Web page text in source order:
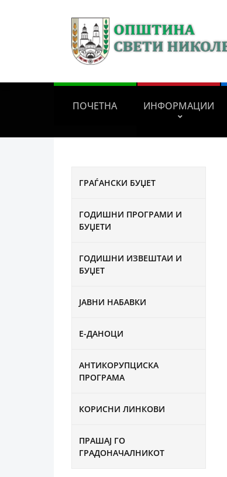
ПОЧЕТНА ИНФОРМАЦИИ
ГРАЃАНСКИ БУЏЕТ
ГОДИШНИ ПРОГРАМИ И
БУЏЕТИ
ГОДИШНИ ИЗВЕШТАИ И
БУЏЕТ
ЈАВНИ НАБАВКИ
Е-ДАНОЦИ
АНТИКОРУПЦИСКА
ПРОГРАМА
КОРИСНИ ЛИНКОВИ
ПРАШАЈ ГО
ГРАДОНАЧАЛНИКОТ